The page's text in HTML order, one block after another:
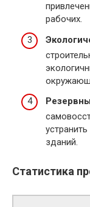
рабочих.
зданий.
Статистика